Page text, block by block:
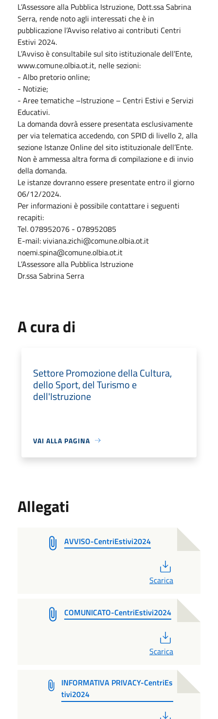
L’Assessore alla Pubblica Istruzione, Dott.ssa Sabrina
Serra, rende noto agli interessati che è in
pubblicazione l’Avviso relativo ai contributi Centri
Estivi 2024.
L’Avviso è consultabile sul sito istituzionale dell’Ente,
www.comune.olbia.ot.it, nelle sezioni:
- Albo pretorio online;
- Notizie;
- Aree tematiche –Istruzione – Centri Estivi e Servizi
Educativi.
La domanda dovrà essere presentata esclusivamente
per via telematica accedendo, con SPID di livello 2, alla
sezione Istanze Online del sito istituzionale dell’Ente.
Non è ammessa altra forma di compilazione e di invio
della domanda.
Le istanze dovranno essere presentate entro il giorno
06/12/2024.
Per informazioni è possibile contattare i seguenti
recapiti:
Tel. 078952076 - 078952085
E-mail: viviana.zichi@comune.olbia.ot.it
noemi.spina@comune.olbia.ot.it
L’Assessore alla Pubblica Istruzione
Dr.ssa Sabrina Serra
A cura di
Settore Promozione della Cultura,
dello Sport, del Turismo e
dell'Istruzione
VAI ALLA PAGINA
Allegati
AVVISO-CentriEstivi2024
Scarica
COMUNICATO-CentriEstivi2024
Scarica
INFORMATIVA PRIVACY-CentriEs
tivi2024